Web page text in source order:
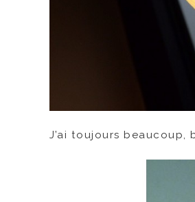
J’ai toujours beaucoup,